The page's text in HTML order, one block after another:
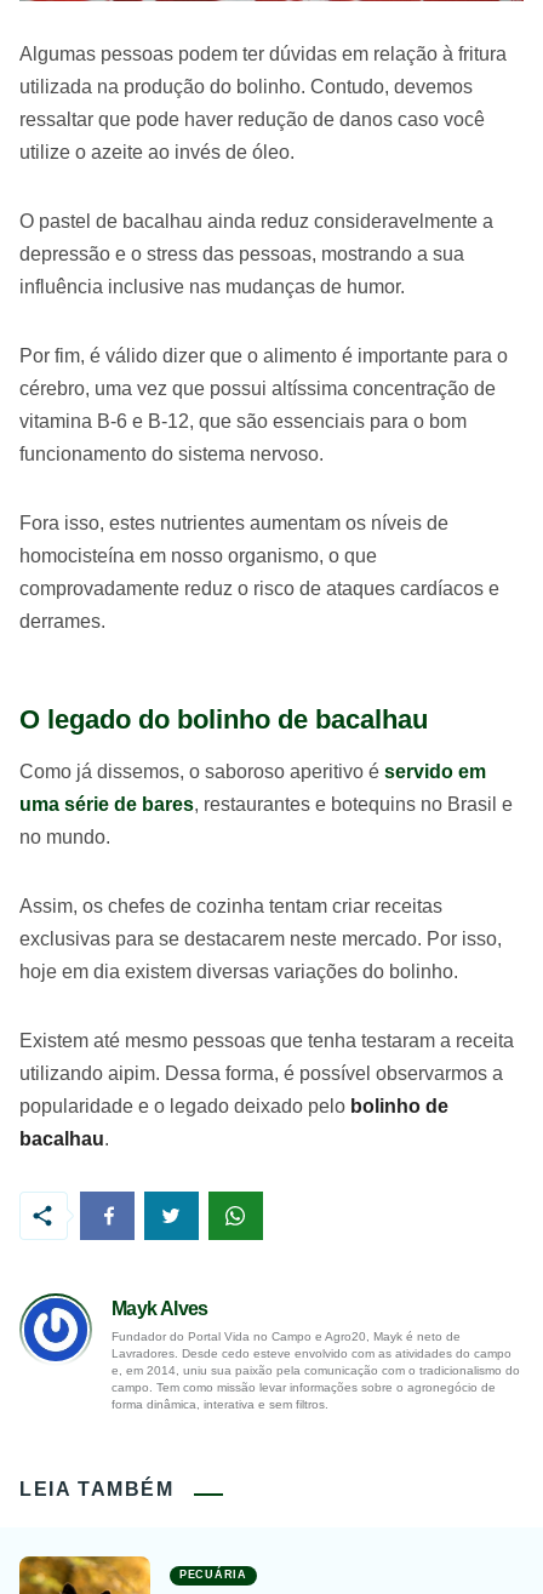
Algumas pessoas podem ter dúvidas em relação à fritura
utilizada na produção do bolinho. Contudo, devemos
ressaltar que pode haver redução de danos caso você
utilize o azeite ao invés de óleo.
O pastel de bacalhau ainda reduz consideravelmente a
depressão e o stress das pessoas, mostrando a sua
influência inclusive nas mudanças de humor.
Por fim, é válido dizer que o alimento é importante para o
cérebro, uma vez que possui altíssima concentração de
vitamina B-6 e B-12, que são essenciais para o bom
funcionamento do sistema nervoso.
Fora isso, estes nutrientes aumentam os níveis de
homocisteína em nosso organismo, o que
comprovadamente reduz o risco de ataques cardíacos e
derrames.
O legado do bolinho de bacalhau
Como já dissemos, o saboroso aperitivo é servido em
uma série de bares, restaurantes e botequins no Brasil e
no mundo.
Assim, os chefes de cozinha tentam criar receitas
exclusivas para se destacarem neste mercado. Por isso,
hoje em dia existem diversas variações do bolinho.
Existem até mesmo pessoas que tenha testaram a receita
utilizando aipim. Dessa forma, é possível observarmos a
popularidade e o legado deixado pelo bolinho de
bacalhau.
Mayk Alves
Fundador do Portal Vida no Campo e Agro20, Mayk é neto de
Lavradores. Desde cedo esteve envolvido com as atividades do campo
e, em 2014, uniu sua paixão pela comunicação com o tradicionalismo do
campo. Tem como missão levar informações sobre o agronegócio de
forma dinâmica, interativa e sem filtros.
LEIA TAMBÉM
PECUÁRIA